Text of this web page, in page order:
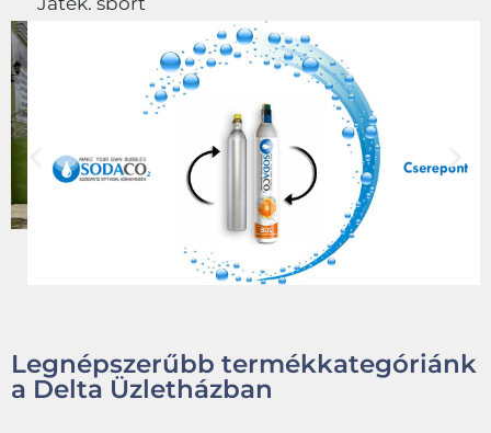
Legnépszerűbb termékkategóriánk
a Delta Üzletházban